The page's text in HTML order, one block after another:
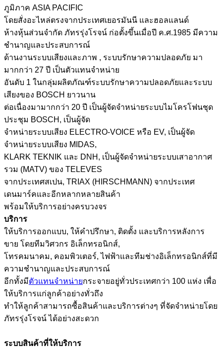
ภูมิภาค ASIA PACIFIC
โดยสั่งอะไหล่ตรงจากประเทศเยอรมันนี และฮอลแลนด์
ห้างหุ้นส่วนจำกัด ภัทรรุ่งโรจน์ ก่อตั้งขึ้นเมื่อปี ค.ศ.1985 มีความ
ชำนาญและประสบการณ์
ด้านงานระบบเสียงและภาพ , ระบบรักษาความปลอดภัย มา
มากกว่า 27 ปี เป็นตัวแทนจำหน่าย
อันดับ 1 ในกลุ่มผลิตภัณฑ์ระบบรักษาความปลอดภัยและระบบ
เสียงของ BOSCH ยาวนาน
ต่อเนื่องมามากกว่า 20 ปี เป็นผู้จัดจำหน่ายระบบไมโครโฟนชุด
ประชุม BOSCH, เป็นผู้จัด
จำหน่ายระบบเสียง ELECTRO-VOICE หรือ EV, เป็นผู้จัด
จำหน่ายระบบเสียง MIDAS,
KLARK TEKNIK และ DNH, เป็นผู้จัดจำหน่ายระบบเสาอากาศ
รวม (MATV) ของ TELEVES
จากประเทศสเปน, TRIAX (HIRSCHMANN) จากประเทศ
เดนมาร์คและอีกหลากหลายสินค้า
พร้อมให้บริการอย่างครบวงจร
บริการ
ให้บริการออกแบบ, ให้คำปรึกษา, ติดตั้ง และบริการหลังการ
ขาย โดยทีมวิศวกร อิเล็กทรอนิกส์,
โทรคมนาคม, คอมพิวเตอร์, ไฟฟ้าและทีมช่างอิเล็กทรอนิกส์ที่มี
ความชำนาญและประสบการณ์
อีกทั้งมีตัวแทนจำหน่ายกระจายอยู่ทั่วประเทศกว่า 100 แห่ง เพื่อ
ให้บริการแก่ลูกค้าอย่างทั่วถึง
ทำให้ลูกค้าสามารถซื้อสินค้าและบริการต่างๆ ที่จัดจำหน่ายโดย
ภัทรรุ่งโรจน์ ได้อย่างสะดวก
ระบบสินค้าที่ให้บริการ